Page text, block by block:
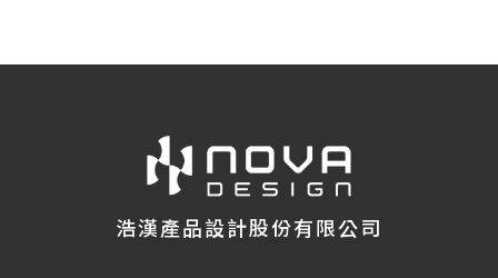
浩漢產品設計股份有限公司